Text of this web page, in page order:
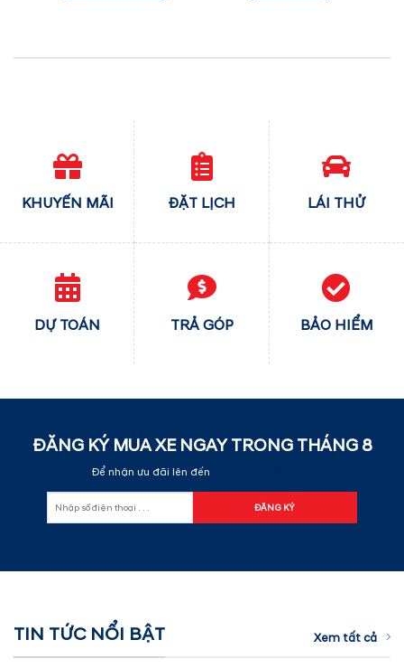
KHUYẾN MÃI ĐẶT LỊCH LÁI THỬ
DỰ TOÁN TRẢ GÓP BẢO HIỂM
ĐĂNG KÝ MUA XE NGAY TRONG THÁNG 8
Để nhận ưu đãi lên đến
TIN TỨC NỔI BẬT Xem tất cả